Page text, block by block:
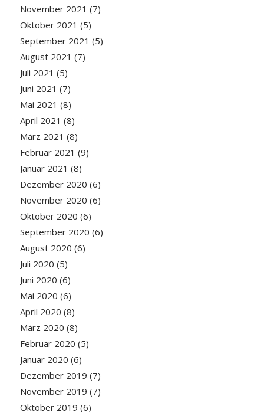
November 2021 (7)
Oktober 2021 (5)
September 2021 (5)
August 2021 (7)
Juli 2021 (5)
Juni 2021 (7)
Mai 2021 (8)
April 2021 (8)
März 2021 (8)
Februar 2021 (9)
Januar 2021 (8)
Dezember 2020 (6)
November 2020 (6)
Oktober 2020 (6)
September 2020 (6)
August 2020 (6)
Juli 2020 (5)
Juni 2020 (6)
Mai 2020 (6)
April 2020 (8)
März 2020 (8)
Februar 2020 (5)
Januar 2020 (6)
Dezember 2019 (7)
November 2019 (7)
Oktober 2019 (6)